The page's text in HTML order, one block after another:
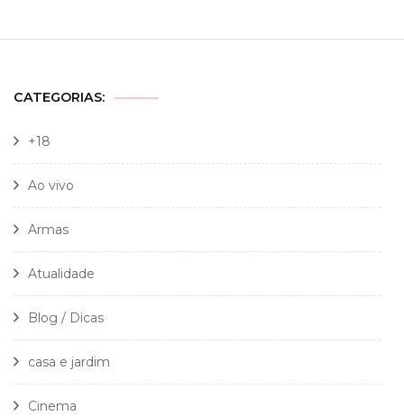
CATEGORIAS:
+18
Ao vivo
Armas
Atualidade
Blog / Dicas
casa e jardim
Cinema